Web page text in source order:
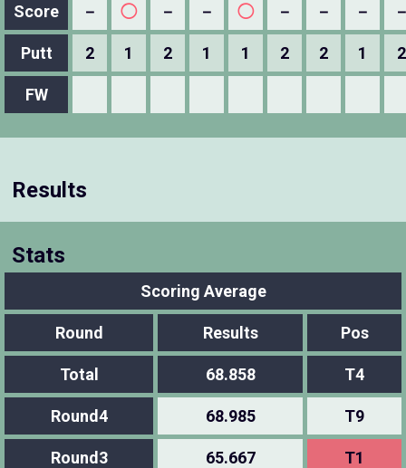
Score － ◯ － － ◯ － － －
Putt 2 1 2 1 1 2 2 1 2
FW
Results
Stats
Scoring Average
Round Results Pos
Total 68.858 T4
Round4 68.985 T9
Round3 65.667 T1